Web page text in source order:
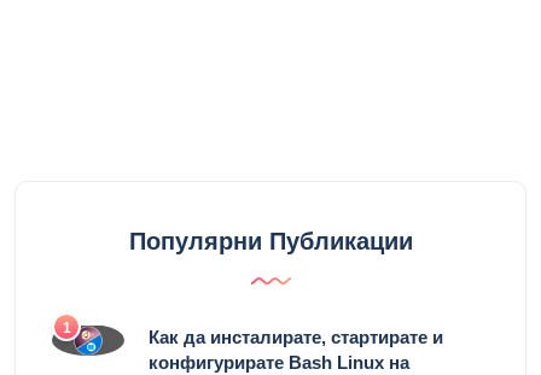
Популярни Публикации
1
Как да инсталирате, стартирате и
конфигурирате Bash Linux на